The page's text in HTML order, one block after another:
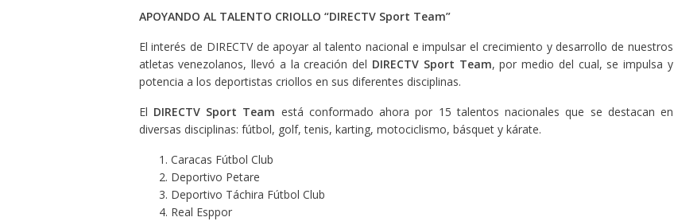
APOYANDO AL TALENTO CRIOLLO “DIRECTV Sport Team”
El interés de DIRECTV de apoyar al talento nacional e impulsar el crecimiento y desarrollo de nuestros
atletas venezolanos, llevó a la creación del DIRECTV Sport Team, por medio del cual, se impulsa y
potencia a los deportistas criollos en sus diferentes disciplinas.
El DIRECTV Sport Team está conformado ahora por 15 talentos nacionales que se destacan en
diversas disciplinas: fútbol, golf, tenis, karting, motociclismo, básquet y kárate.
Caracas Fútbol Club
Deportivo Petare
Deportivo Táchira Fútbol Club
Real Esppor